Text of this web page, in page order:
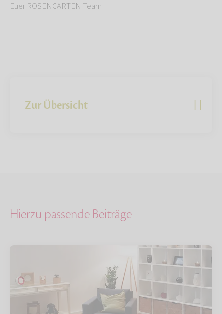
Euer ROSENGARTEN Team
Zur Übersicht
Hierzu passende Beiträge